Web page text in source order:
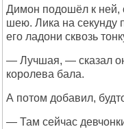
Димон подошёл к ней,
шею. Лика на секунду
его ладони сквозь
— Лучшая, — сказал
королева бала.
А потом добавил,
— Там сейчас